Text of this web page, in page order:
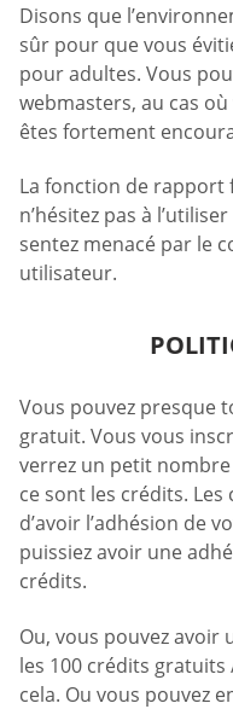
Disons que
sûr pour que vous
pour adultes. Vous
webmasters, au cas
êtes fortement
La fonction de rapport
n’hésitez pas à
sentez menacé par le
utilisateur.
Vous pouvez presque
gratuit. Vous vous
verrez un petit
ce sont les crédits.
d’avoir l’adhésion de
puissiez avoir une
crédits.
Ou, vous pouvez avoir
les 100 crédits
cela. Ou vous pouvez